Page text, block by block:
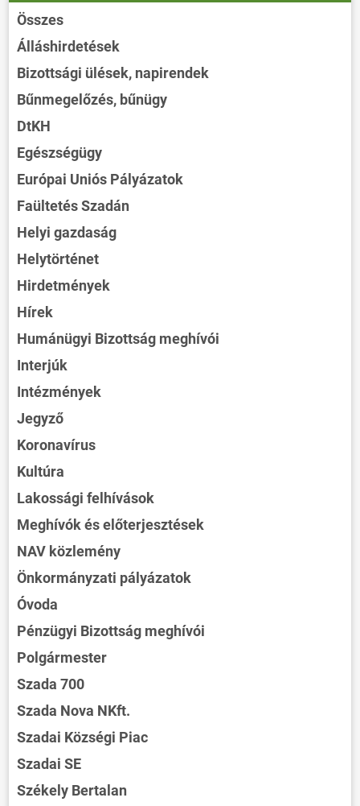
Összes
Álláshirdetések
Bizottsági ülések, napirendek
Bűnmegelőzés, bűnügy
DtKH
Egészségügy
Európai Uniós Pályázatok
Faültetés Szadán
Helyi gazdaság
Helytörténet
Hirdetmények
Hírek
Humánügyi Bizottság meghívói
Interjúk
Intézmények
Jegyző
Koronavírus
Kultúra
Lakossági felhívások
Meghívók és előterjesztések
NAV közlemény
Önkormányzati pályázatok
Óvoda
Pénzügyi Bizottság meghívói
Polgármester
Szada 700
Szada Nova NKft.
Szadai Községi Piac
Szadai SE
Székely Bertalan